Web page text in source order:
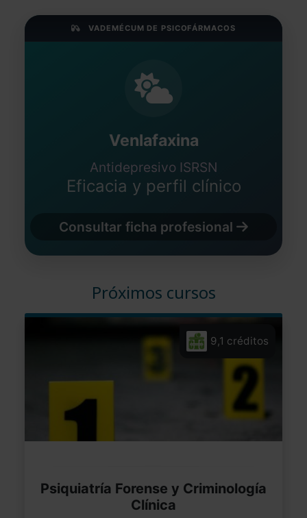
VADEMÉCUM DE PSICOFÁRMACOS
Venlafaxina
Antidepresivo ISRSN
Eficacia y perfil clínico
Consultar ficha profesional
Próximos cursos
9,1 créditos
Psiquiatría Forense y Criminología
Clínica